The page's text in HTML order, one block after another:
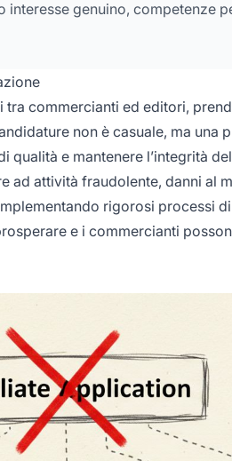
genuino, competenze
commercianti ed editori,
non è casuale, ma una
e mantenere l’integrità
ad attività fraudolente, danni al
rigorosi processi
e i commercianti